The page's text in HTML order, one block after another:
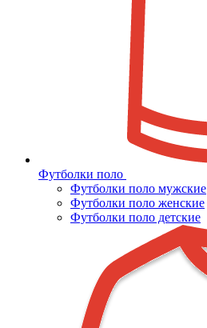
Футболки поло
Футболки поло мужские
Футболки поло женские
Футболки поло детские